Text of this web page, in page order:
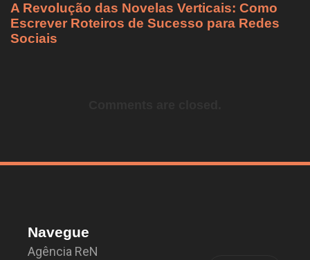
A Revolução das Novelas Verticais: Como
Escrever Roteiros de Sucesso para Redes
Sociais
Navegue
Agência ReN